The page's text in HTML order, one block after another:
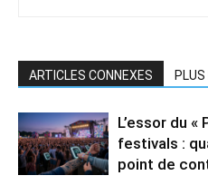
ARTICLES CONNEXES PLUS
L’essor du «
festivals :
point de